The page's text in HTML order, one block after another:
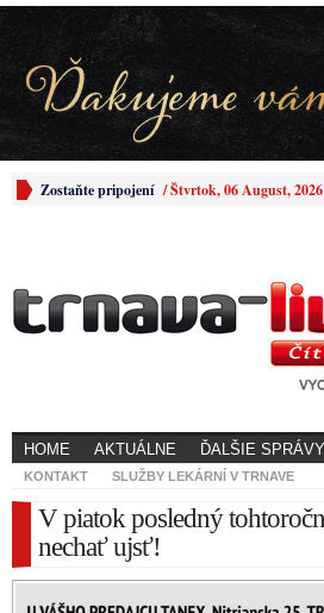
Zostaňte pripojení /Štvrtok, 06 August, 2026
HOME AKTUÁLNE ĎALŠIE SPRÁVY
KONTAKT SLUŽBY LEKÁRNÍ V TRNAVE
V piatok posledný
nechať ujsť!